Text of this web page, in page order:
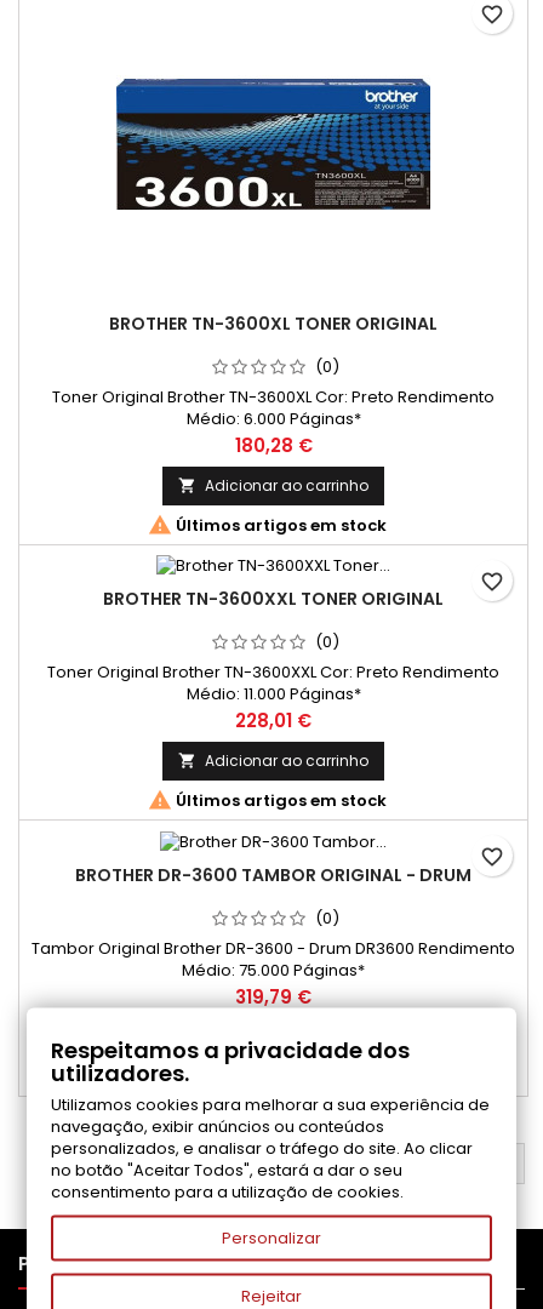
BROTHER TN-3600XL TONER ORIGINAL
(0)
Toner Original Brother TN-3600XL Cor: Preto Rendimento
Médio: 6.000 Páginas*
Preço
180,28 €
 Adicionar ao carrinho
 Últimos artigos em stock
favorite_border
BROTHER TN-3600XXL TONER ORIGINAL
(0)
Toner Original Brother TN-3600XXL Cor: Preto Rendimento
Médio: 11.000 Páginas*
Preço
228,01 €
 Adicionar ao carrinho
 Últimos artigos em stock
favorite_border
BROTHER DR-3600 TAMBOR ORIGINAL - DRUM
(0)
Tambor Original Brother DR-3600 - Drum DR3600 Rendimento
Médio: 75.000 Páginas*
Preço
319,79 €
Adicionar ao carrinho
Últimos artigos em stock
favorite_border
VOLTAR AO TOPO
PRODUTOS 
Respeitamos a privacidade dos
utilizadores.
Utilizamos cookies para melhorar a sua experiência de
navegação, exibir anúncios ou conteúdos
personalizados, e analisar o tráfego do site. Ao clicar
no botão "Aceitar Todos", estará a dar o seu
consentimento para a utilização de cookies.
Personalizar
Rejeitar